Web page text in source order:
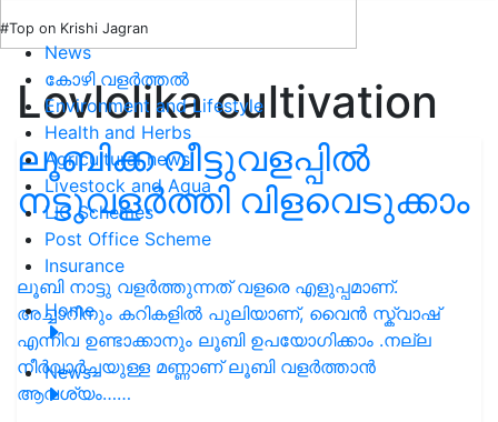
#Top on Krishi Jagran
News
കോഴി വളർത്തൽ
Environment and Lifestyle
Health and Herbs
Agricultural news
Livestock and Aqua
LIC Schemes
Post Office Scheme
Insurance
Home
News
Lovlolika cultivation
ലൂബിക്ക വീട്ടുവളപ്പിൽ
നട്ടുവളർത്തി വിളവെടുക്കാം
ലൂബി നാട്ടു വളർത്തുന്നത് വളരെ എളുപ്പമാണ്.
അച്ചാറിനും കറികളിൽ പുലിയാണ്, വൈൻ സ്ക്വാഷ്
എന്നിവ ഉണ്ടാക്കാനും ലൂബി ഉപയോഗിക്കാം .നല്ല
നീര്‍വാര്‍ച്ചയുള്ള മണ്ണാണ് ലൂബി വളർത്താൻ
ആവശ്യം……